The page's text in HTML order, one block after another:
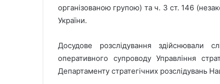
організованою групою) та ч. 3 ст. 146
України.
Досудове розслідування здійснювали
оперативного супроводу Управління
Департаменту стратегічних розслідувань